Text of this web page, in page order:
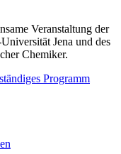
Veranstaltung der
Jena und des
Chemiker.
Programm